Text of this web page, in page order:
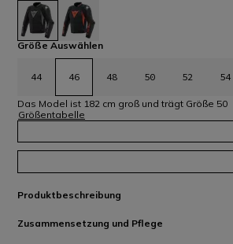
ausgewählt
Größe Auswählen
44 46 48 50 52 54
Das Model ist 182 cm groß und trägt Größe 50
Größentabelle
Produktbeschreibung
Zusammensetzung und Pflege